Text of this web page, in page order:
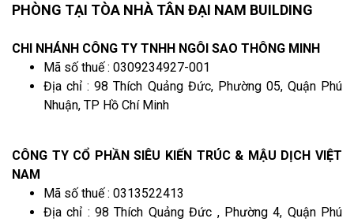
PHÒNG TẠI TÒA NHÀ TÂN ĐẠI NAM BUILDING
CHI NHÁNH CÔNG TY TNHH NGÔI SAO THÔNG MINH
Mã số thuế : 0309234927-001
Địa chỉ : 98 Thích Quảng Đức, Phường 05, Quận Phú
Nhuận, TP Hồ Chí Minh
CÔNG TY CỔ PHẦN SIÊU KIẾN TRÚC & MẬU DỊCH VIỆT
NAM
Mã số thuế : 0313522413
Địa chỉ : 98 Thích Quảng Đức , Phường 4, Quận Phú